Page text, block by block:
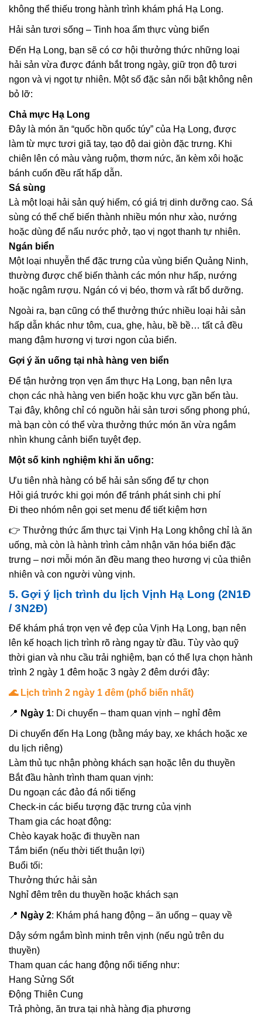
không thể thiếu trong hành trình khám phá Hạ Long.
Hải sản tươi sống – Tinh hoa ẩm thực vùng biển
Đến Hạ Long, bạn sẽ có cơ hội thưởng thức những loại
hải sản vừa được đánh bắt trong ngày, giữ trọn độ tươi
ngon và vị ngọt tự nhiên. Một số đặc sản nổi bật không nên
bỏ lỡ:
Chả mực Hạ Long
Đây là món ăn “quốc hồn quốc túy” của Hạ Long, được
làm từ mực tươi giã tay, tạo độ dai giòn đặc trưng. Khi
chiên lên có màu vàng ruộm, thơm nức, ăn kèm xôi hoặc
bánh cuốn đều rất hấp dẫn.
Sá sùng
Là một loại hải sản quý hiếm, có giá trị dinh dưỡng cao. Sá
sùng có thể chế biến thành nhiều món như xào, nướng
hoặc dùng để nấu nước phở, tạo vị ngọt thanh tự nhiên.
Ngán biển
Một loại nhuyễn thể đặc trưng của vùng biển Quảng Ninh,
thường được chế biến thành các món như hấp, nướng
hoặc ngâm rượu. Ngán có vị béo, thơm và rất bổ dưỡng.
Ngoài ra, bạn cũng có thể thưởng thức nhiều loại hải sản
hấp dẫn khác như tôm, cua, ghẹ, hàu, bề bề… tất cả đều
mang đậm hương vị tươi ngon của biển.
Gợi ý ăn uống tại nhà hàng ven biển
Để tận hưởng trọn vẹn ẩm thực Hạ Long, bạn nên lựa
chọn các nhà hàng ven biển hoặc khu vực gần bến tàu.
Tại đây, không chỉ có nguồn hải sản tươi sống phong phú,
mà bạn còn có thể vừa thưởng thức món ăn vừa ngắm
nhìn khung cảnh biển tuyệt đẹp.
Một số kinh nghiệm khi ăn uống:
Ưu tiên nhà hàng có bể hải sản sống để tự chọn
Hỏi giá trước khi gọi món để tránh phát sinh chi phí
Đi theo nhóm nên gọi set menu để tiết kiệm hơn
👉 Thưởng thức ẩm thực tại Vịnh Hạ Long không chỉ là ăn
uống, mà còn là hành trình cảm nhận văn hóa biển đặc
trưng – nơi mỗi món ăn đều mang theo hương vị của thiên
nhiên và con người vùng vịnh.
5. Gợi ý lịch trình du lịch Vịnh Hạ Long (2N1Đ
/ 3N2Đ)
Để khám phá trọn vẹn vẻ đẹp của Vịnh Hạ Long, bạn nên
lên kế hoạch lịch trình rõ ràng ngay từ đầu. Tùy vào quỹ
thời gian và nhu cầu trải nghiệm, bạn có thể lựa chọn hành
trình 2 ngày 1 đêm hoặc 3 ngày 2 đêm dưới đây:
🌊 Lịch trình 2 ngày 1 đêm (phổ biến nhất)
📍 Ngày 1: Di chuyển – tham quan vịnh – nghỉ đêm
Di chuyển đến Hạ Long (bằng máy bay, xe khách hoặc xe
du lịch riêng)
Làm thủ tục nhận phòng khách sạn hoặc lên du thuyền
Bắt đầu hành trình tham quan vịnh:
Du ngoạn các đảo đá nổi tiếng
Check-in các biểu tượng đặc trưng của vịnh
Tham gia các hoạt động:
Chèo kayak hoặc đi thuyền nan
Tắm biển (nếu thời tiết thuận lợi)
Buổi tối:
Thưởng thức hải sản
Nghỉ đêm trên du thuyền hoặc khách sạn
📍 Ngày 2: Khám phá hang động – ăn uống – quay về
Dậy sớm ngắm bình minh trên vịnh (nếu ngủ trên du
thuyền)
Tham quan các hang động nổi tiếng như:
Hang Sửng Sốt
Động Thiên Cung
Trả phòng, ăn trưa tại nhà hàng địa phương